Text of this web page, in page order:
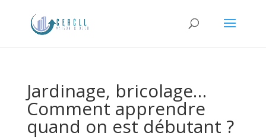
Jardinage, bricolage…
Comment apprendre
quand on est débutant ?